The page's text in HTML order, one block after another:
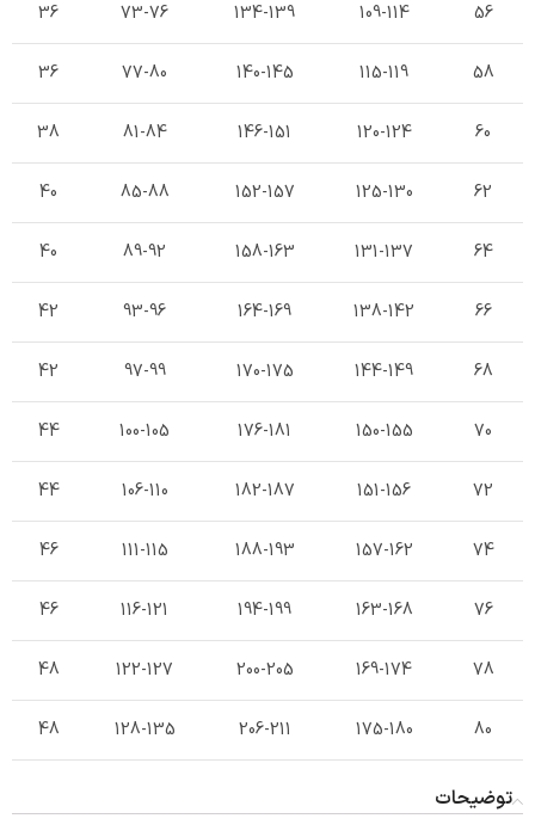
56
109-114
134-139
73-76
36
58
115-119
140-145
77-80
36
60
120-124
146-151
81-84
38
62
125-130
152-157
85-88
40
64
131-137
158-163
89-92
40
66
138-142
164-169
93-96
42
68
144-149
170-175
97-99
42
70
150-155
176-181
100-105
44
72
151-156
182-187
106-110
44
74
157-162
188-193
111-115
46
76
163-168
194-199
116-121
46
78
169-174
200-205
122-127
48
80
175-180
206-211
128-135
48
توضیحات